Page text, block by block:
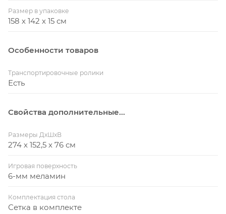
Размер в упаковке
158 х 142 х 15 см
Особенности товаров
Транспортировочные ролики
Есть
Свойства дополнительные...
Размеры ДхШхВ
274 х 152,5 х 76 см
Игровая поверхность
6-мм меламин
Комплектация стола
Сетка в комплекте